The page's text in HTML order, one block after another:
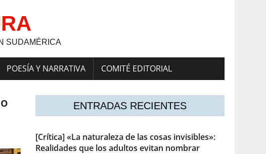
SUDAMÉRICA
POESÍA Y NARRATIVA COMITÉ EDITORIAL
ENTRADAS RECIENTES
[Crítica] «La naturaleza de las cosas invisibles»:
Realidades que los adultos evitan nombrar